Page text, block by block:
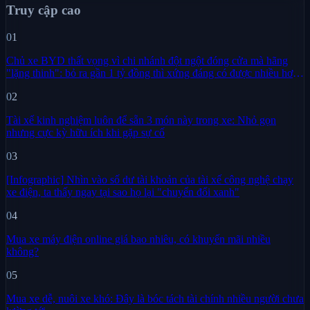
Truy cập cao
01
Chủ xe BYD thất vọng vì chi nhánh đột ngột đóng cửa mà hãng
"lặng thinh": bỏ ra gần 1 tỷ đồng thì xứng đáng có được nhiều hơn
02
Tài xế kinh nghiệm luôn để sẵn 3 món này trong xe: Nhỏ gọn
nhưng cực kỳ hữu ích khi gặp sự cố
03
[Infographic] Nhìn vào số dư tài khoản của tài xế công nghệ chạy
xe điện, ta thấy ngay tại sao họ lại "chuyển đổi xanh"
04
Mua xe máy điện online giá bao nhiêu, có khuyến mãi nhiều
không?
05
Mua xe dễ, nuôi xe khó: Đây là bóc tách tài chính nhiều người chưa